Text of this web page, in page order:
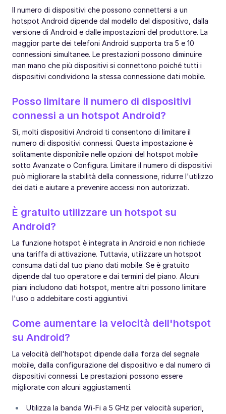
Il numero di dispositivi che possono connettersi a un
hotspot Android dipende dal modello del dispositivo, dalla
versione di Android e dalle impostazioni del produttore. La
maggior parte dei telefoni Android supporta tra 5 e 10
connessioni simultanee. Le prestazioni possono diminuire
man mano che più dispositivi si connettono poiché tutti i
dispositivi condividono la stessa connessione dati mobile.
Posso limitare il numero di dispositivi
connessi a un hotspot Android?
Sì, molti dispositivi Android ti consentono di limitare il
numero di dispositivi connessi. Questa impostazione è
solitamente disponibile nelle opzioni del hotspot mobile
sotto Avanzate o Configura. Limitare il numero di dispositivi
può migliorare la stabilità della connessione, ridurre l'utilizzo
dei dati e aiutare a prevenire accessi non autorizzati.
È gratuito utilizzare un hotspot su
Android?
La funzione hotspot è integrata in Android e non richiede
una tariffa di attivazione. Tuttavia, utilizzare un hotspot
consuma dati dal tuo piano dati mobile. Se è gratuito
dipende dal tuo operatore e dai termini del piano. Alcuni
piani includono dati hotspot, mentre altri possono limitare
l'uso o addebitare costi aggiuntivi.
Come aumentare la velocità dell'hotspot
su Android?
La velocità dell'hotspot dipende dalla forza del segnale
mobile, dalla configurazione del dispositivo e dal numero di
dispositivi connessi. Le prestazioni possono essere
migliorate con alcuni aggiustamenti.
Utilizza la banda Wi-Fi a 5 GHz per velocità superiori,